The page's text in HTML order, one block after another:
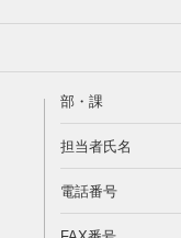
部・課
担当者氏名
電話番号